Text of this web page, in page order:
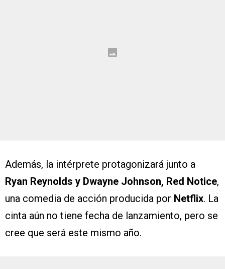
Además, la intérprete protagonizará junto a
Ryan Reynolds y Dwayne Johnson, Red Notice,
una comedia de acción producida por Netflix. La
cinta aún no tiene fecha de lanzamiento, pero se
cree que será este mismo año.